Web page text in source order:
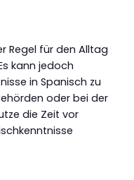
Regel für den Alltag
kann jedoch
in Spanisch zu
oder bei der
die Zeit vor